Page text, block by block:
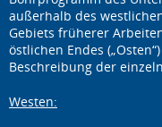
außerhalb des
Gebiets früherer
östlichen Endes
Beschreibung der
Westen: